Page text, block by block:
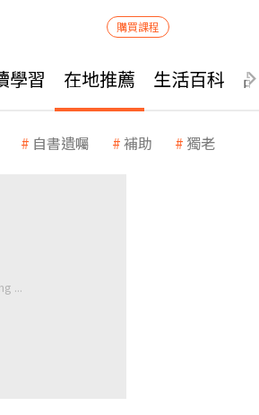
購買課程
學習 在地推薦 生活百科
自書遺囑 補助 獨老